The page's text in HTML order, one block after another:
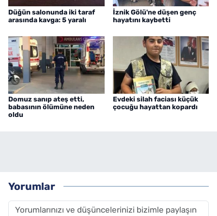
Düğün salonunda iki taraf
arasında kavga: 5 yaralı
İznik Gölü'ne düşen genç
hayatını kaybetti
Domuz sanıp ateş etti,
babasının ölümüne neden
oldu
Evdeki silah faciası küçük
çocuğu hayattan kopardı
Yorumlar